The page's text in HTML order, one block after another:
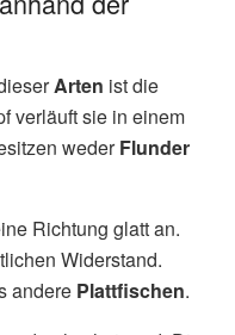
Arten ist die
verläuft sie in einem
wederFlunder
Richtung glatt an.
Widerstand.
andere Plattfischen.